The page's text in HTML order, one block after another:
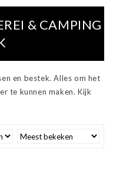
& CAMPING
en bestek. Alles om het
te kunnen maken. Kijk